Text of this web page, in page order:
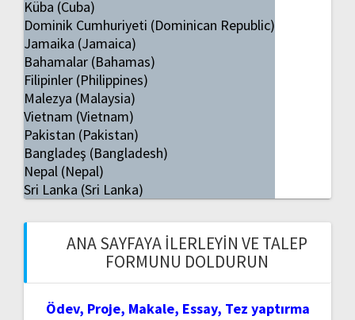
Küba (Cuba)
Dominik Cumhuriyeti (Dominican Republic)
Jamaika (Jamaica)
Bahamalar (Bahamas)
Filipinler (Philippines)
Malezya (Malaysia)
Vietnam (Vietnam)
Pakistan (Pakistan)
Bangladeş (Bangladesh)
Nepal (Nepal)
Sri Lanka (Sri Lanka)
ANA SAYFAYA İLERLEYIN VE TALEP
FORMUNU DOLDURUN
Ödev, Proje, Makale, Essay, Tez yaptırma